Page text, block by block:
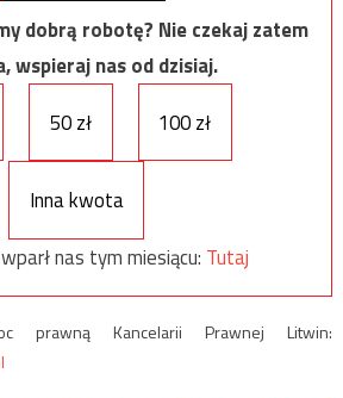
dobrą robotę? Nie czekaj zatem
wspieraj nas od dzisiaj.
50 zł 100 zł
Inna kwota
nas tym miesiącu: Tutaj
prawną Kancelarii Prawnej Litwin: